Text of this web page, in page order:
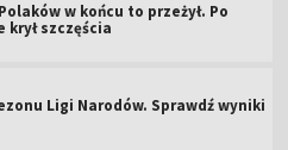
w końcu to przeżył. Po
szczęścia
Ligi Narodów. Sprawdź wyniki